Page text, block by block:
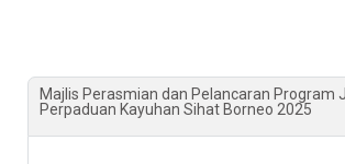
Majlis Perasmian dan Pelancaran Program
Perpaduan Kayuhan Sihat Borneo 2025